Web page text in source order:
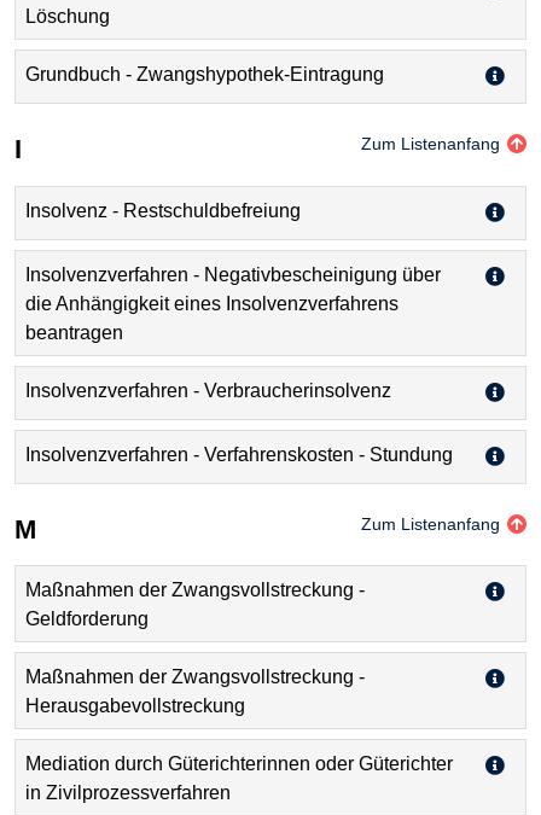
Löschung
Grundbuch - Zwangshypothek-Eintragung
I Zum Listenanfang
Insolvenz - Restschuldbefreiung
Insolvenzverfahren - Negativbescheinigung über
die Anhängigkeit eines Insolvenzverfahrens
beantragen
Insolvenzverfahren - Verbraucherinsolvenz
Insolvenzverfahren - Verfahrenskosten - Stundung
M Zum Listenanfang
Maßnahmen der Zwangsvollstreckung -
Geldforderung
Maßnahmen der Zwangsvollstreckung -
Herausgabevollstreckung
Mediation durch Güterichterinnen oder Güterichter
in Zivilprozessverfahren